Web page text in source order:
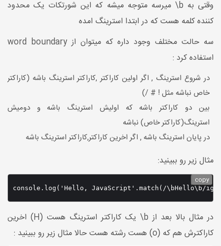
وقتی به b\ میرسه متوجه میشه که این شورتکات یک محدود
کننده کلمه هست که در ابتدا استرینگ امده
سه حالت مختلف وجود داره که میتوان از word boundary
استفاده کرد :
در شروع استرینگ , اگر اولین کاراکتر ,کاراکتر استرینگ باشه (کاراکتر
خاص نباشه مثل ! # /)
بین دو کاراکتر باشه که اولیش استرینگ باشه و دومیش
استرینگ(کاراکتر خاص) نباشه
در پایان استرینگ باشه , اگر اخرین کاراکتر,کاراکتر استرینگ باشه
مثال زیر رو ببینید:
console.log('Hello, JavaScript'.match(/\bHello\b/
copy
در مثال بالا بعد از b\ یک کاراکتر استرینگ هست (H) اخرین
کاراکترش هم که (o) هست رشته هست حالا مثال زیر رو ببینید :